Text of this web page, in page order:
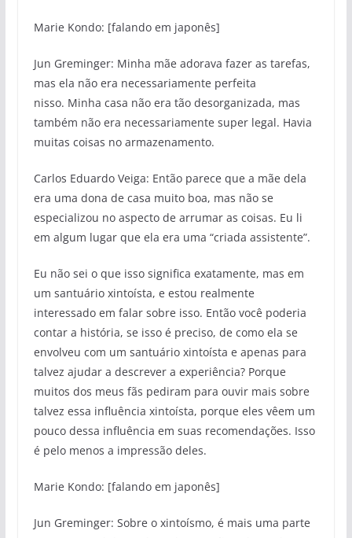
Marie Kondo: [falando em japonês]
Jun Greminger: Minha mãe adorava fazer as tarefas,
mas ela não era necessariamente perfeita
nisso. Minha casa não era tão desorganizada, mas
também não era necessariamente super legal. Havia
muitas coisas no armazenamento.
Carlos Eduardo Veiga: Então parece que a mãe dela
era uma dona de casa muito boa, mas não se
especializou no aspecto de arrumar as coisas. Eu li
em algum lugar que ela era uma “criada assistente”.
Eu não sei o que isso significa exatamente, mas em
um santuário xintoísta, e estou realmente
interessado em falar sobre isso. Então você poderia
contar a história, se isso é preciso, de como ela se
envolveu com um santuário xintoísta e apenas para
talvez ajudar a descrever a experiência? Porque
muitos dos meus fãs pediram para ouvir mais sobre
talvez essa influência xintoísta, porque eles vêem um
pouco dessa influência em suas recomendações. Isso
é pelo menos a impressão deles.
Marie Kondo: [falando em japonês]
Jun Greminger: Sobre o xintoísmo, é mais uma parte